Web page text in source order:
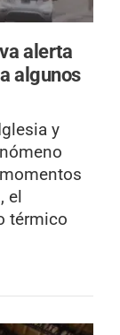
alerta
algunos
y
el
térmico